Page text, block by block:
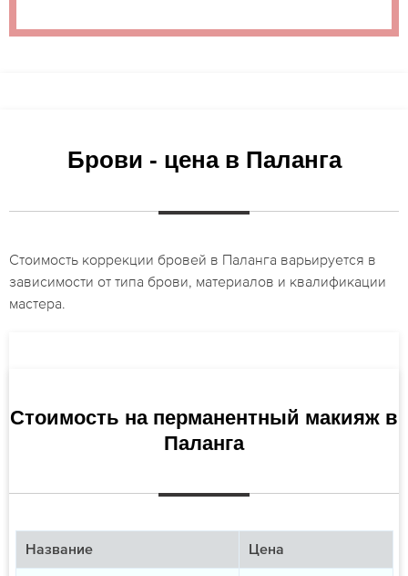
Брови - цена в Паланга
Стоимость коррекции бровей в Паланга варьируется в
зависимости от типа брови, материалов и квалификации
мастера.
Стоимость на перманентный макияж в
Паланга
Название Цена